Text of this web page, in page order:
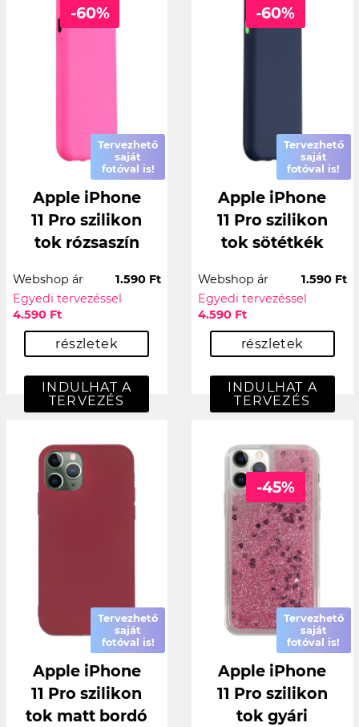
-60%
Tervezhető
saját
fotóval is!
Apple iPhone
11 Pro szilikon
tok rózsaszín
Webshop ár
1.590 Ft
Egyedi tervezéssel
4.590 Ft
részletek
INDULHAT A
TERVEZÉS
-60%
Tervezhető
saját
fotóval is!
Apple iPhone
11 Pro szilikon
tok sötétkék
Webshop ár
1.590 Ft
Egyedi tervezéssel
4.590 Ft
részletek
INDULHAT A
TERVEZÉS
Tervezhető
saját
fotóval is!
Apple iPhone
11 Pro szilikon
tok matt bordó
-45%
Tervezhető
saját
fotóval is!
Apple iPhone
11 Pro szilikon
tok gyári